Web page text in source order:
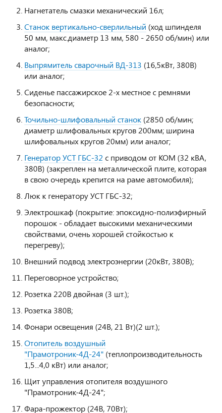
Нагнетатель смазки механический 16л;
Станок вертикально-сверлильный (ход шпинделя
50 мм, макс.диаметр 13 мм, 580 - 2650 об/мин) или
аналог;
Выпрямитель сварочный ВД-313 (16,5кВт, 380В)
или аналог;
Сиденье пассажирское 2-х местное с ремнями
безопасности;
Точильно-шлифовальный станок (2850 об/мин;
диаметр шлифовальных кругов 200мм; ширина
шлифовальных кругов 20мм) или аналог;
Генератор УСТ ГБС-32 с приводом от КОМ (32 кВА,
380В) (закреплен на металлической плите, которая
в свою очередь крепится на раме автомобиля);
Люк к генератору УСТ ГБС-32;
Электрошкаф (покрытие: эпоксидно-полиэфирный
порошок - обладает высокими механическими
свойствами, очень хорошей стойкостью к
перегреву);
Внешний подвод электроэнергии (20кВт, 380В);
Переговорное устройство;
Розетка 220В двойная (3 шт.);
Розетка 380В;
Фонари освещения (24В, 21 Вт)(2 шт.);
Отопитель воздушный
"Прамотроник-4Д-24" (теплопроизводительность
1,5...4,0 кВт) или аналог;
Щит управления отопителя воздушного
"Прамотроник-4Д-24";
Фара-прожектор (24В, 70Вт);